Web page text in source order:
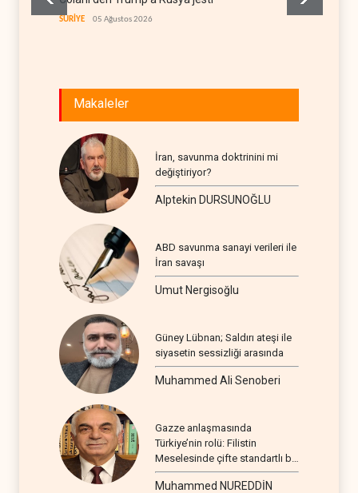
SURİYE 05 Ağustos 2026
Makaleler
İran, savunma doktrinini mi
değiştiriyor?
Alptekin DURSUNOĞLU
ABD savunma sanayi verileri ile
İran savaşı
Umut Nergisoğlu
Güney Lübnan; Saldırı ateşi ile
siyasetin sessizliği arasında
Muhammed Ali Senoberi
Gazze anlaşmasında
Türkiye’nin rolü: Filistin
Meselesinde çifte standartlı bir
seyir
Muhammed NUREDDİN